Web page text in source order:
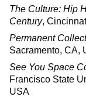
The Culture: Hip
Century,
Permanent
Sacramento, CA,
See You Space
Francisco State
USA